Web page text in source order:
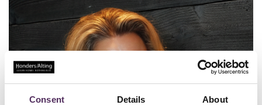
Consent Details About